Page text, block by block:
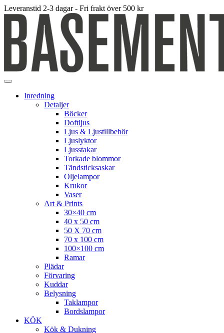
Leveranstid 2-3 dagar - Fri frakt över 500 kr
Inredning
Detaljer
Böcker
Doftljus
Ljus & Ljustillbehör
Ljuslyktor
Ljusstakar
Torkade blommor
Tändsticksaskar
Oljelampor
Krukor
Vaser
Art & Prints
30×40 cm
40 x 50 cm
50 X 70 cm
70 x 100 cm
100×100 cm
Ramar
Plädar
Förvaring
Kuddar
Belysning
Taklampor
Bordslampor
KÖK
Kök & Dukning